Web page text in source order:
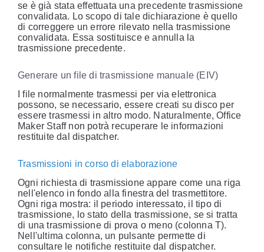
se è già stata effettuata una precedente trasmissione
convalidata. Lo scopo di tale dichiarazione è quello
di correggere un errore rilevato nella trasmissione
convalidata. Essa sostituisce e annulla la
trasmissione precedente.
Generare un file di trasmissione manuale (EIV)
I file normalmente trasmessi per via elettronica
possono, se necessario, essere creati su disco per
essere trasmessi in altro modo. Naturalmente, Office
Maker Staff non potrà recuperare le informazioni
restituite dal dispatcher.
Trasmissioni in corso di elaborazione
Ogni richiesta di trasmissione appare come una riga
nell'elenco in fondo alla finestra del trasmettitore.
Ogni riga mostra: il periodo interessato, il tipo di
trasmissione, lo stato della trasmissione, se si tratta
di una trasmissione di prova o meno (colonna T).
Nell'ultima colonna, un pulsante permette di
consultare le notifiche restituite dal dispatcher.